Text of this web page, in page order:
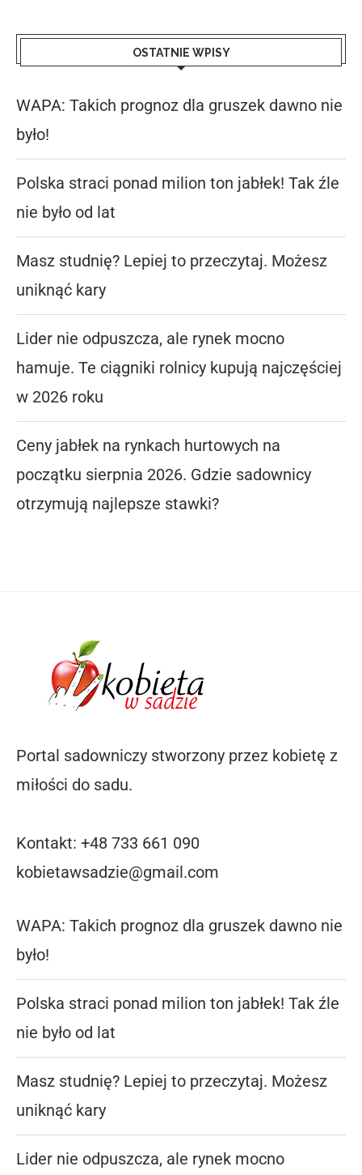
OSTATNIE WPISY
WAPA: Takich prognoz dla gruszek dawno nie
było!
Polska straci ponad milion ton jabłek! Tak źle
nie było od lat
Masz studnię? Lepiej to przeczytaj. Możesz
uniknąć kary
Lider nie odpuszcza, ale rynek mocno
hamuje. Te ciągniki rolnicy kupują najczęściej
w 2026 roku
Ceny jabłek na rynkach hurtowych na
początku sierpnia 2026. Gdzie sadownicy
otrzymują najlepsze stawki?
Portal sadowniczy stworzony przez kobietę z
miłości do sadu.
Kontakt: +48 733 661 090
kobietawsadzie@gmail.com
WAPA: Takich prognoz dla gruszek dawno nie
było!
Polska straci ponad milion ton jabłek! Tak źle
nie było od lat
Masz studnię? Lepiej to przeczytaj. Możesz
uniknąć kary
Lider nie odpuszcza, ale rynek mocno